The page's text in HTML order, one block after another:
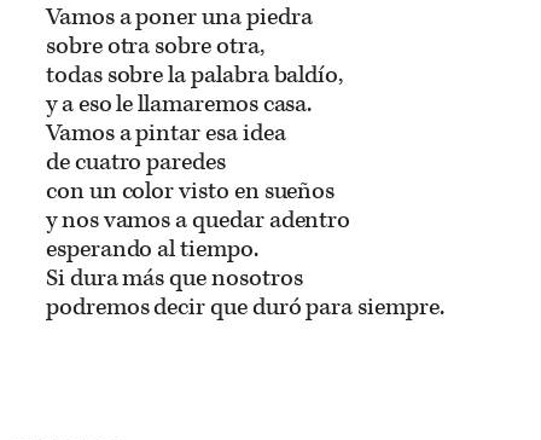
Vamos a poner una piedra
sobre otra sobre otra,
todas sobre la palabra baldío,
y a eso le llamaremos casa.
Vamos a pintar esa idea
de cuatro paredes
con un color visto en sueños
y nos vamos a quedar adentro
esperando al tiempo.
Si dura más que nosotros
podremos decir que duró para siempre.